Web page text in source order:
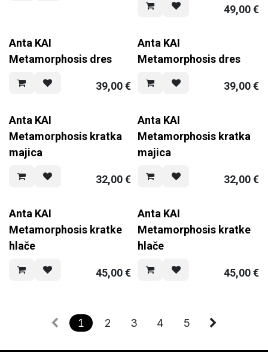
49,00€
Anta KAI
Metamorphosis dres
39,00€
Anta KAI
Metamorphosis dres
39,00€
Anta KAI
Metamorphosis kratka
majica
32,00€
Anta KAI
Metamorphosis kratka
majica
32,00€
Anta KAI
Metamorphosis kratke
hlače
45,00€
Anta KAI
Metamorphosis kratke
hlače
45,00€
1 2 3 4 5